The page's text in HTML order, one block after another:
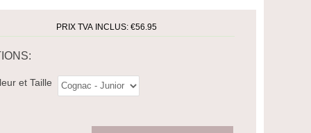
PRIX TVA INCLUS: €56.95
et Taille